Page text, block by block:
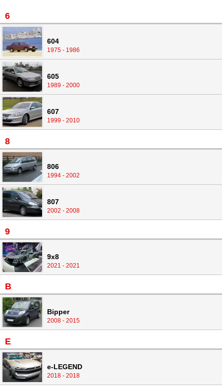
6
604
1975 - 1986
605
1989 - 2000
607
1999 - 2010
8
806
1994 - 2002
807
2002 - 2008
9
9x8
2021 - 2021
B
Bipper
2008 - 2015
E
e-LEGEND
2018 - 2018